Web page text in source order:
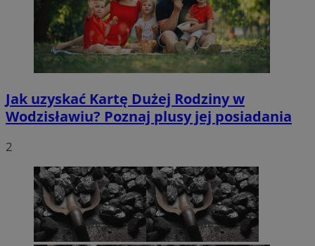
Jak uzyskać Kartę Dużej Rodziny w
Wodzisławiu? Poznaj plusy jej posiadania
2